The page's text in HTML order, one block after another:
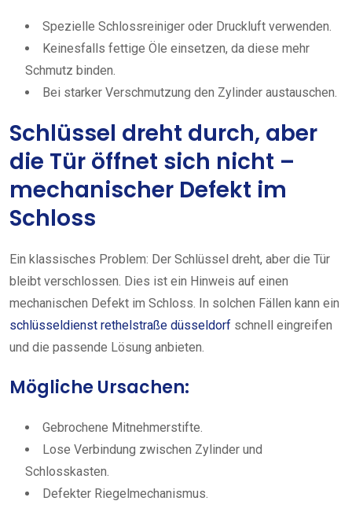
Spezielle Schlossreiniger oder Druckluft verwenden.
Keinesfalls fettige Öle einsetzen, da diese mehr
Schmutz binden.
Bei starker Verschmutzung den Zylinder austauschen.
Schlüssel dreht durch, aber
die Tür öffnet sich nicht –
mechanischer Defekt im
Schloss
Ein klassisches Problem: Der Schlüssel dreht, aber die Tür
bleibt verschlossen. Dies ist ein Hinweis auf einen
mechanischen Defekt im Schloss. In solchen Fällen kann ein
schlüsseldienst rethelstraße düsseldorf schnell eingreifen
und die passende Lösung anbieten.
Mögliche Ursachen:
Gebrochene Mitnehmerstifte.
Lose Verbindung zwischen Zylinder und
Schlosskasten.
Defekter Riegelmechanismus.